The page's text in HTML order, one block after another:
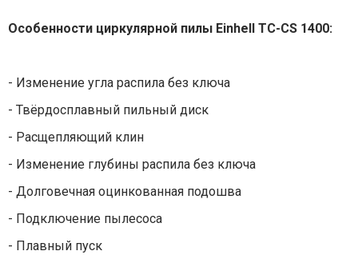
Особенности циркулярной пилы Einhell TC-CS 1400:
- Изменение угла распила без ключа
- Твёрдосплавный пильный диск
- Расщепляющий клин
- Изменение глубины распила без ключа
- Долговечная оцинкованная подошва
- Подключение пылесоса
- Плавный пуск